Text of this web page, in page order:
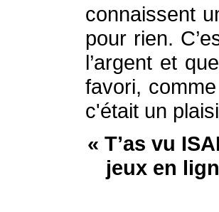
connaissent
pour rien.
l’argent et
favori,
c'était un
« T’as vu
jeux en